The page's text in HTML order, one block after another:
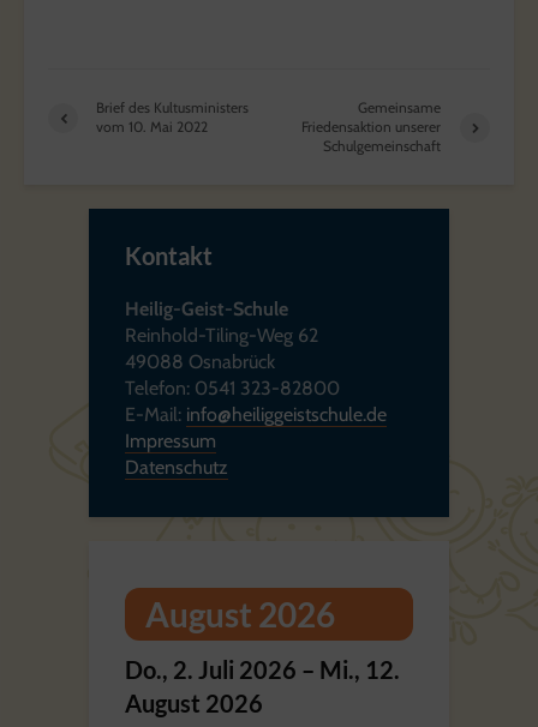
Brief des Kultusministers
vom 10. Mai 2022
Gemeinsame
Friedensaktion unserer
Schulgemeinschaft
Kontakt
Heilig-Geist-Schule
Reinhold-Tiling-Weg 62
49088 Osnabrück
Telefon: 0541 323-82800
E-Mail: info@heiliggeistschule.de
Impressum
Datenschutz
August 2026
Do., 2. Juli 2026 – Mi., 12.
August 2026